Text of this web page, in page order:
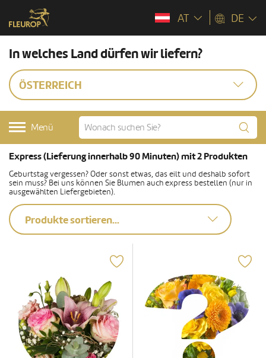
AT DE
In welches Land dürfen wir liefern?
ÖSTERREICH
Menü
Express (Lieferung innerhalb 90 Minuten) mit 2 Produkten
Geburtstag vergessen? Oder sonst etwas, das eilt und deshalb sofort
sein muss? Bei uns können Sie Blumen auch express bestellen (nur in
ausgewählten Liefergebieten).
Produkte sortieren...